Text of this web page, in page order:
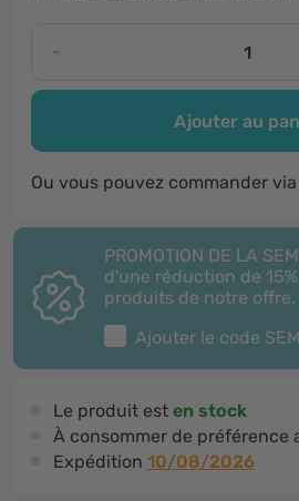
-
Ajouter au
Ou vous pouvez commander via
PROMOTION DE LA
d'une réduction de
produits de notre offre.
Ajouter le code
Le produit est en stock
À consommer de préférence
Expédition 10/08/2026